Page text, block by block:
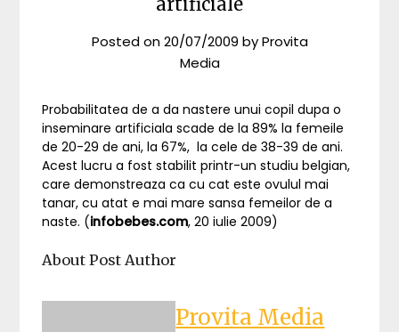
Posted on20/07/2009 byProvita
Media
Probabilitatea de a da nastere unui copil dupa o
inseminare artificiala scade de la 89% la femeile
de 20-29 de ani, la 67%, la cele de 38-39 de ani.
Acest lucru a fost stabilit printr-un studiu belgian,
care demonstreaza ca cu cat este ovulul mai
tanar, cu atat e mai mare sansa femeilor de a
naste. (infobebes.com, 20 iulie 2009)
About Post Author
Provita Media